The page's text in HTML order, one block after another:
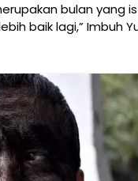
bulan yang
baik lagi,” Imbuh